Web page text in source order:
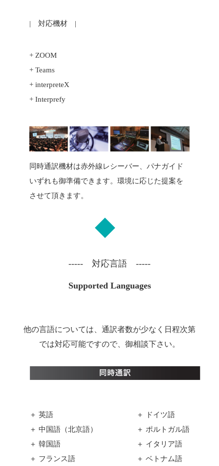
| 対応機材 |
+ ZOOM
+ Teams
+ interpreteX
+ Interprefy
同時通訳機材は赤外線レシーバー、パナガイド
いずれも御準備できます。環境に応じた提案を
させて頂きます。
----- 対応言語 -----
Supported Languages
他の言語については、通訳者数が少なく日程次第
では対応可能ですので、御相談下さい。
＋ 英語
＋ 中国語（北京語）
＋ 韓国語
＋ フランス語
＋ ドイツ語
＋ ポルトガル語
＋ イタリア語
＋ ベトナム語